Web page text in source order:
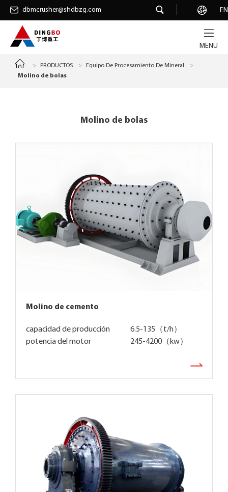
EN
dbmcrusher@shdbzg.com
MENU
dbmcrusher@shdbzg.com Carrera
> PRODUCTOS > Equipo De Procesamiento De Mineral
>
Molino de bolas
Molino de bolas
Molino de cemento
capacidad de producción
6.5-135（t/h）
potencia del motor
245-4200（kw）